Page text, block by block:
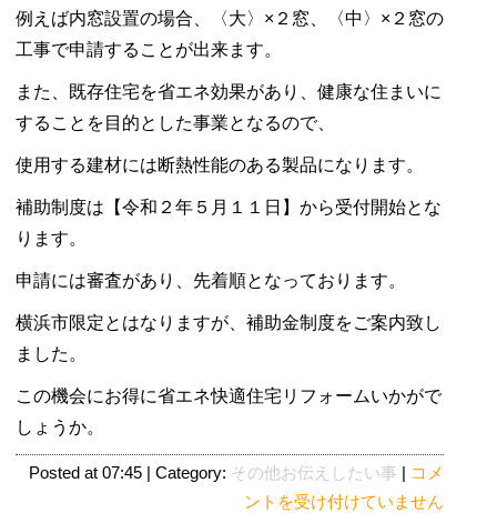
例えば内窓設置の場合、〈大〉×２窓、〈中〉×２窓の
工事で申請することが出来ます。
また、既存住宅を省エネ効果があり、健康な住まいに
することを目的とした事業となるので、
使用する建材には断熱性能のある製品になります。
補助制度は【令和２年５月１１日】から受付開始とな
ります。
申請には審査があり、先着順となっております。
横浜市限定とはなりますが、補助金制度をご案内致し
ました。
この機会にお得に省エネ快適住宅リフォームいかがで
しょうか。
Posted at 07:45 | Category: その他お伝えしたい事 | 横
浜
コメ
ントを受け付けていません